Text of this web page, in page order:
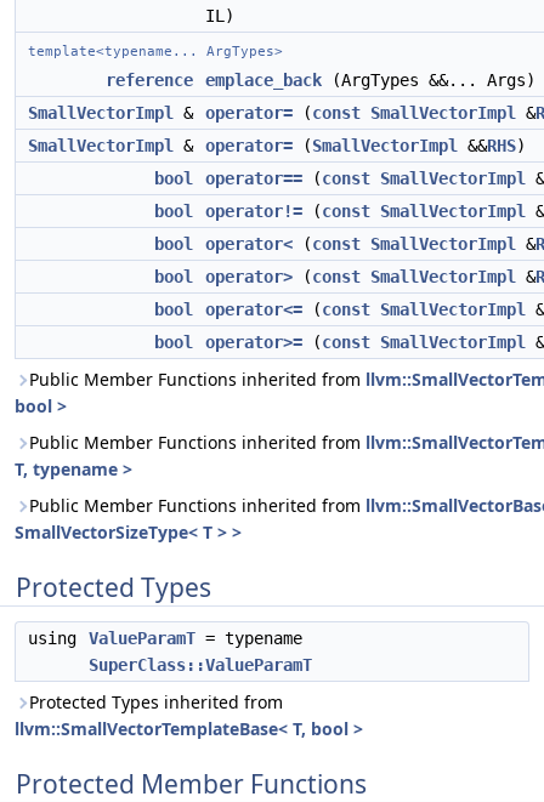
IL)
template<typename... ArgTypes>
reference emplace_back (ArgTypes &&... Args)
SmallVectorImpl
& operator= (const SmallVectorImpl &
SmallVectorImpl
& operator= (SmallVectorImpl &&RHS)
bool
operator== (const SmallVectorImpl
&
bool
operator!= (const SmallVectorImpl
&
bool
operator< (const SmallVectorImpl &
bool
operator> (const SmallVectorImpl &
bool
operator<= (const SmallVectorImpl
&
bool
operator>= (const SmallVectorImpl &
Public Member Functions inherited from
bool >
Public Member Functions inherited from
T, typename >
Public Member Functions inherited from
SmallVectorSizeType< T > >
Protected Types
using ValueParamT = typename
SuperClass::ValueParamT
Protected Types inherited from
llvm::SmallVectorTemplateBase< T, bool >
Protected Member Functions